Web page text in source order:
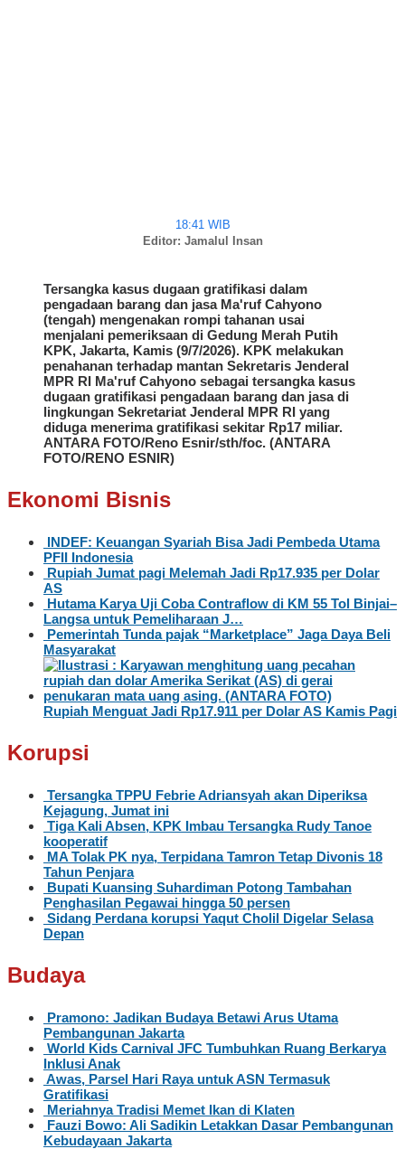
18:41 WIB
Editor: Jamalul Insan
Tersangka kasus dugaan gratifikasi dalam
pengadaan barang dan jasa Ma'ruf Cahyono
(tengah) mengenakan rompi tahanan usai
menjalani pemeriksaan di Gedung Merah Putih
KPK, Jakarta, Kamis (9/7/2026). KPK melakukan
penahanan terhadap mantan Sekretaris Jenderal
MPR RI Ma'ruf Cahyono sebagai tersangka kasus
dugaan gratifikasi pengadaan barang dan jasa di
lingkungan Sekretariat Jenderal MPR RI yang
diduga menerima gratifikasi sekitar Rp17 miliar.
ANTARA FOTO/Reno Esnir/sth/foc. (ANTARA
FOTO/RENO ESNIR)
Ekonomi Bisnis
INDEF: Keuangan Syariah Bisa Jadi Pembeda Utama
PFII Indonesia
Rupiah Jumat pagi Melemah Jadi Rp17.935 per Dolar
AS
Hutama Karya Uji Coba Contraflow di KM 55 Tol Binjai–
Langsa untuk Pemeliharaan J…
Pemerintah Tunda pajak “Marketplace” Jaga Daya Beli
Masyarakat
Rupiah Menguat Jadi Rp17.911 per Dolar AS Kamis Pagi
Korupsi
Tersangka TPPU Febrie Adriansyah akan Diperiksa
Kejagung, Jumat ini
Tiga Kali Absen, KPK Imbau Tersangka Rudy Tanoe
kooperatif
MA Tolak PK nya, Terpidana Tamron Tetap Divonis 18
Tahun Penjara
Bupati Kuansing Suhardiman Potong Tambahan
Penghasilan Pegawai hingga 50 persen
Sidang Perdana korupsi Yaqut Cholil Digelar Selasa
Depan
Budaya
Pramono: Jadikan Budaya Betawi Arus Utama
Pembangunan Jakarta
World Kids Carnival JFC Tumbuhkan Ruang Berkarya
Inklusi Anak
Awas, Parsel Hari Raya untuk ASN Termasuk
Gratifikasi
Meriahnya Tradisi Memet Ikan di Klaten
Fauzi Bowo: Ali Sadikin Letakkan Dasar Pembangunan
Kebudayaan Jakarta